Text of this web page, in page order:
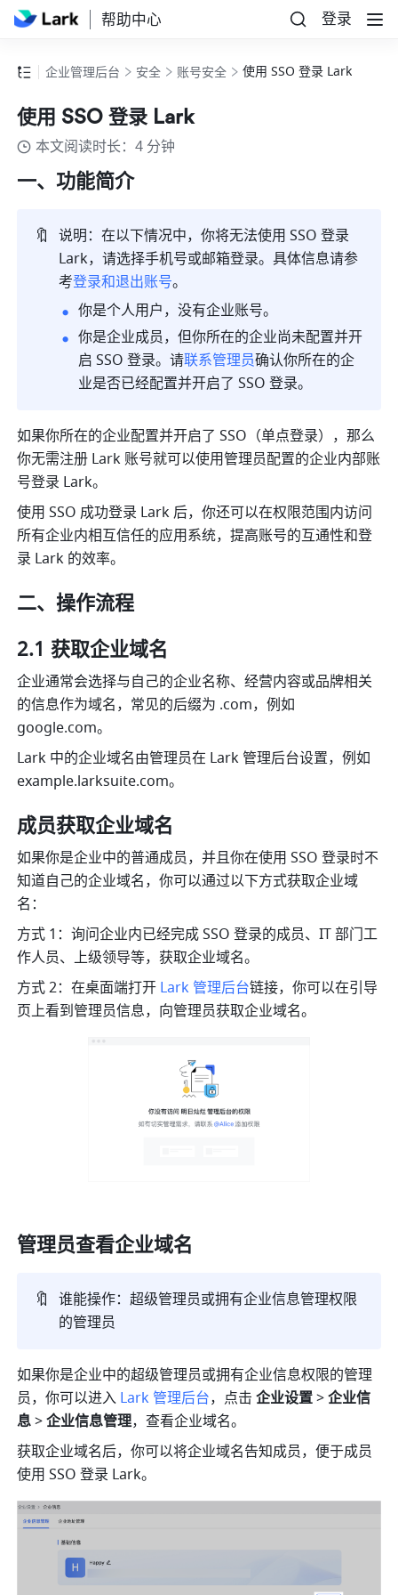
帮助中心 登录
企业管理后台 安全 账号安全 使用 SSO 登录 Lark
使用 SSO 登录 Lark
本文阅读时长：4 分钟
一、功能简介
🔖
Lark，请选择手机号或邮箱登录。具体信息请参
考登录和退出账号。
你是个人用户，没有企业账号。
你是企业成员，但你所在的企业尚未配置并开
启 SSO 登录。请联系管理员确认你所在的企
业是否已经配置并开启了 SSO 登录。
如果你所在的企业配置并开启了 SSO（单点登录），那么
你无需注册 Lark 账号就可以使用管理员配置的企业内部账
号登录 Lark。
使用 SSO 成功登录 Lark 后，你还可以在权限范围内访问
所有企业内相互信任的应用系统，提高账号的互通性和登
录 Lark 的效率。
二、操作流程
2.1 获取企业域名
企业通常会选择与自己的企业名称、经营内容或品牌相关
google.com。
example.larksuite.com。
成员获取企业域名
如果你是企业中的普通成员，并且你在使用 SSO 登录时不
知道自己的企业域名，你可以通过以下方式获取企业域
名：
方式 1：询问企业内已经完成 SSO 登录的成员、IT 部门工
作人员、上级领导等，获取企业域名。
方式 2：在桌面端打开 Lark 管理后台链接，你可以在引导
页上看到管理员信息，向管理员获取企业域名。
管理员查看企业域名
🔖 谁能操作：超级管理员或拥有企业信息管理权限
的管理员
如果你是企业中的超级管理员或拥有企业信息权限的管理
员，你可以进入 Lark 管理后台，点击 企业设置 > 企业信
息 > 企业信息管理，查看企业域名。
获取企业域名后，你可以将企业域名告知成员，便于成员
使用 SSO 登录 Lark。